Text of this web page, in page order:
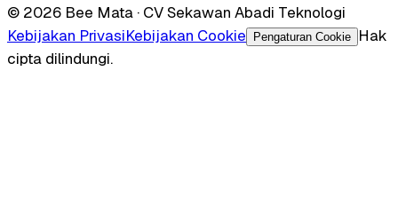
© 2026 Bee Mata · CV Sekawan Abadi Teknologi
Kebijakan PrivasiKebijakan Cookie Pengaturan Cookie
Hak
cipta dilindungi.